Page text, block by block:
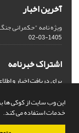
این وب سایت از کوکی ها
خدمات استفاده می کند.
آخرین اخبار
ویژه نامه "حکمرانی
1405-03-02
اشتراک خبرنامه
برای دریافت اخبار و